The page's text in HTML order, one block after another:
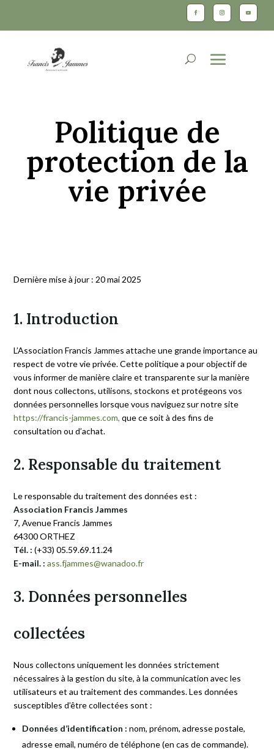
Politique de
protection de la
vie privée
Dernière mise à jour : 20 mai 2025
1. Introduction
L’Association Francis Jammes attache une grande importance au
respect de votre vie privée. Cette politique a pour objectif de
vous informer de manière claire et transparente sur la manière
dont nous collectons, utilisons, stockons et protégeons vos
données personnelles lorsque vous naviguez sur notre site
https://francis-jammes.com, que ce soit à des fins de
consultation ou d’achat.
2. Responsable du traitement
Le responsable du traitement des données est :
Association Francis Jammes
7, Avenue Francis Jammes
64300 ORTHEZ
Tél. : (+33) 05.59.69.11.24
E-mail. : ass.fjammes@wanadoo.fr
3. Données personnelles
collectées
Nous collectons uniquement les données strictement
nécessaires à la gestion du site, à la communication avec les
utilisateurs et au traitement des commandes. Les données
susceptibles d’être collectées sont :
Données d’identification : nom, prénom, adresse postale,
adresse email, numéro de téléphone (en cas de commande).